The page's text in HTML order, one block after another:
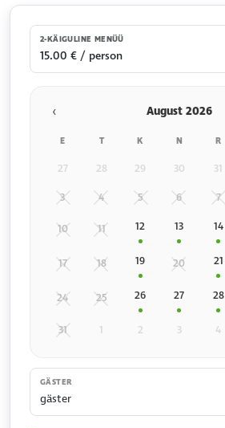
2-KÄIGULINE MENÜÜ
15.00 € / person
‹ August 2026
E T K N R
27 28 29 30 31
3
4 5 6 7
10 11 12 13 14
17 18 19 20 21
24 25 26 27 28
31 1 2 3 4
GÄSTER
gäster